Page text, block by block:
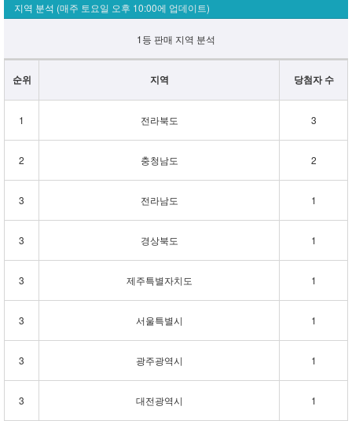
지역 분석 (매주 토요일 오후 10:00에 업데이트)
1등 판매 지역 분석
순위 지역 당첨자 수
1 전라북도 3
2 충청남도 2
3 전라남도 1
3 경상북도 1
3 제주특별자치도 1
3 서울특별시 1
3 광주광역시 1
3 대전광역시 1